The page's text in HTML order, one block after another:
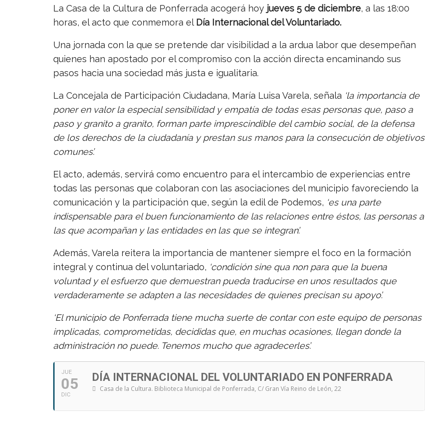
La Casa de la Cultura de Ponferrada acogerá hoy jueves 5 de diciembre, a las 18:00
horas, el acto que conmemora el Día Internacional del Voluntariado.
Una jornada con la que se pretende dar visibilidad a la ardua labor que desempeñan
quienes han apostado por el compromiso con la acción directa encaminando sus
pasos hacia una sociedad más justa e igualitaria.
La Concejala de Participación Ciudadana, María Luisa Varela, señala ‘la importancia de
poner en valor la especial sensibilidad y empatía de todas esas personas que, paso a
paso y granito a granito, forman parte imprescindible del cambio social, de la defensa
de los derechos de la ciudadanía y prestan sus manos para la consecución de objetivos
comunes’.
El acto, además, servirá como encuentro para el intercambio de experiencias entre
todas las personas que colaboran con las asociaciones del municipio favoreciendo la
comunicación y la participación que, según la edil de Podemos, ‘es una parte
indispensable para el buen funcionamiento de las relaciones entre éstos, las personas a
las que acompañan y las entidades en las que se integran’.
Además, Varela reitera la importancia de mantener siempre el foco en la formación
integral y continua del voluntariado, ‘condición sine qua non para que la buena
voluntad y el esfuerzo que demuestran pueda traducirse en unos resultados que
verdaderamente se adapten a las necesidades de quienes precisan su apoyo’.
‘El municipio de Ponferrada tiene mucha suerte de contar con este equipo de personas
implicadas, comprometidas, decididas que, en muchas ocasiones, llegan donde la
administración no puede. Tenemos mucho que agradecerles’.
JUE
05
DIC
DÍA INTERNACIONAL DEL VOLUNTARIADO EN PONFERRADA
Casa de la Cultura. Biblioteca Municipal de Ponferrada, C/ Gran Vía Reino de León, 22